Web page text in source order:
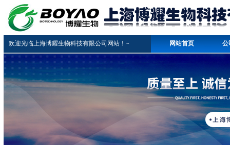
欢迎光临上海博耀生物科技有限公司网站！~ 网站首页 公